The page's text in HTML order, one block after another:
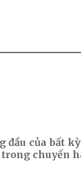
của bất
chuyến